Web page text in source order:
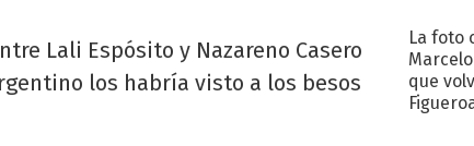
Lali Espósito y Nazareno Casero
los habría visto a los besos
La foto
que